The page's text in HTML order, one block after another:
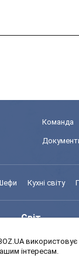
Команда
Кухні світу
Світ
Моя школа
інтересам.